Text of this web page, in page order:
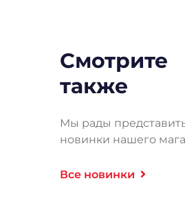
Смотрите
также
Мы рады
новинки нашего
Все новинки
Endirim!